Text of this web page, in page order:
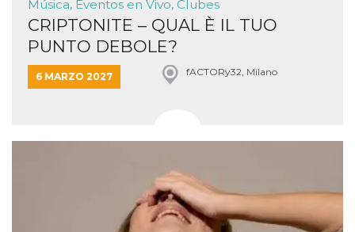
Música, Eventos en Vivo, Clubes
CRIPTONITE – QUAL È IL TUO
PUNTO DEBOLE?
6 MARZO 2027 fACTORy32, Milano